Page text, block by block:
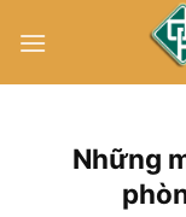
qua
Những